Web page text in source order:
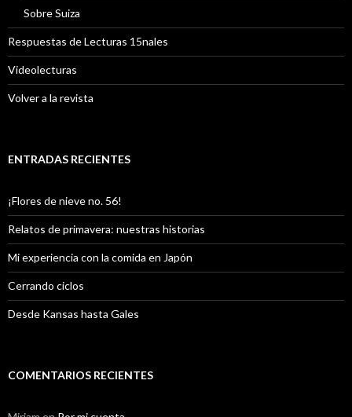
Sobre Suiza
Respuestas de Lecturas 15nales
Videolecturas
Volver a la revista
ENTRADAS RECIENTES
¡Flores de nieve no. 56!
Relatos de primavera: nuestras historias
Mi experiencia con la comida en Japón
Cerrando ciclos
Desde Kansas hasta Gales
COMENTARIOS RECIENTES